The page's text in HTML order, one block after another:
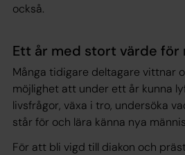
också.
Ett år med stort värde för
Många tidigare deltagare vittnar
möjlighet att under ett år kunna
livsfrågor, växa i tro, undersöka
står för och lära känna nya
För att bli vigd till diakon och